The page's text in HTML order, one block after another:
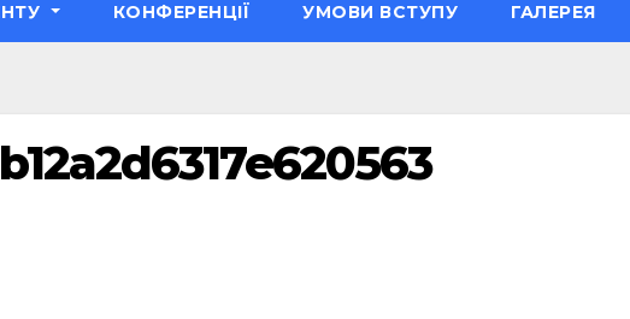
КОНФЕРЕНЦІЇ УМОВИ ВСТУПУ ГАЛЕРЕЯ